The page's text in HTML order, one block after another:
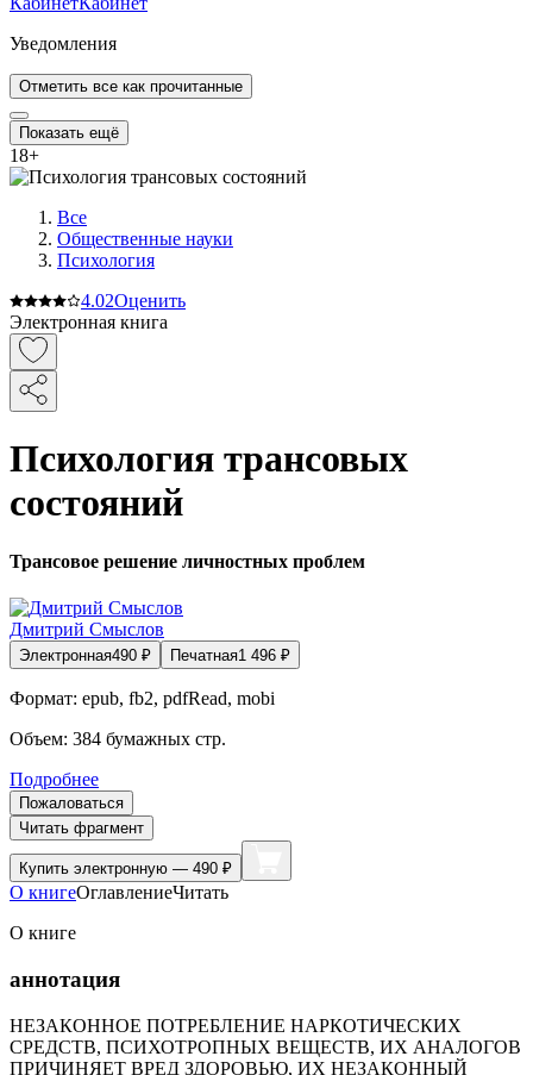
Уведомления
Отметить все как прочитанные
Показать ещё
18+
Все
Общественные науки
Психология
4.02Оценить
Электронная книга
Психология трансовых
состояний
Трансовое решение личностных проблем
Дмитрий Смыслов
Электронная490 ₽ Печатная1 496 ₽
Формат: epub, fb2, pdfRead, mobi
Объем: 384 бумажных стр.
Подробнее
Пожаловаться
Читать фрагмент
Купить электронную — 490 ₽
О книгеОглавлениеЧитать
О книге
аннотация
НЕЗАКОННОЕ ПОТРЕБЛЕНИЕ НАРКОТИЧЕСКИХ
СРЕДСТВ, ПСИХОТРОПНЫХ ВЕЩЕСТВ, ИХ АНАЛОГОВ
ПРИЧИНЯЕТ ВРЕД ЗДОРОВЬЮ, ИХ НЕЗАКОННЫЙ